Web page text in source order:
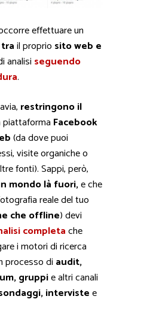
effettuare un
il proprio sito web e
analisi seguendo
.
restringono il
piattaforma Facebook
(da dove puoi
visite organiche o
fonti). Sappi, però,
mondo là fuori,e che
reale del tuo
che offline) devi
completache
i motori di ricerca
processo di audit,
gruppie altri canali
intervistee